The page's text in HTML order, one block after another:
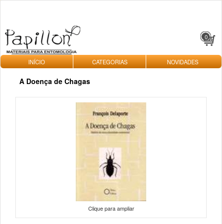
0
INÍCIO CATEGORIAS NOVIDADES
A Doença de Chagas
Clique para ampliar